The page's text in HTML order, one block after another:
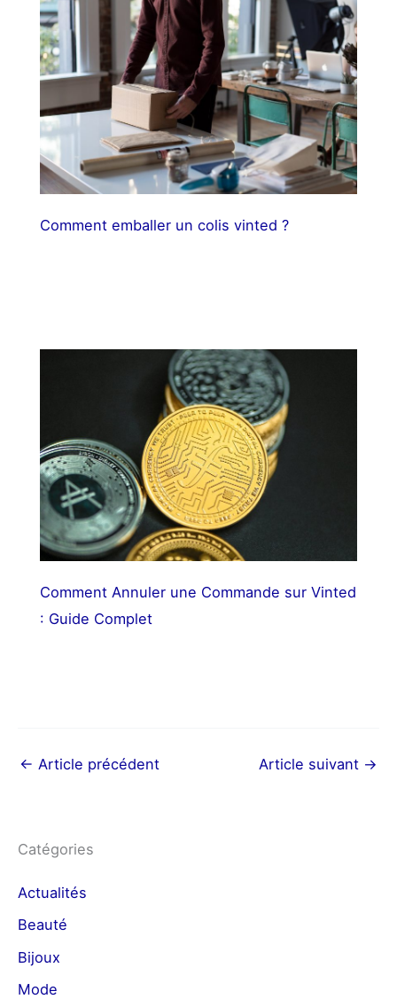
Comment emballer un colis vinted ?
Comment Annuler une Commande sur Vinted
: Guide Complet
← Article précédent Article suivant →
Catégories
Actualités
Beauté
Bijoux
Mode